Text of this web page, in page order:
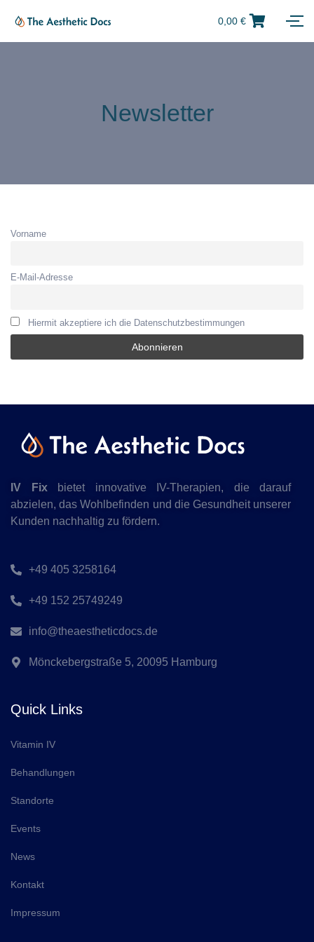
0,00 €
Newsletter
Vorname
E-Mail-Adresse
Hiermit akzeptiere ich die Datenschutzbestimmungen
IV Fixbietet innovative IV-Therapien, die darauf
abzielen, das Wohlbefinden und die Gesundheit unserer
Kunden nachhaltig zu fördern.
+49 405 3258164
+49 152 25749249
info@theaestheticdocs.de
Mönckebergstraße 5, 20095 Hamburg
Quick Links
Vitamin IV
Behandlungen
Standorte
Events
News
Kontakt
Impressum